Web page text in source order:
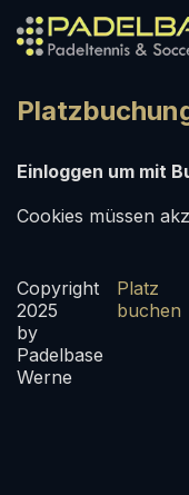
Einloggen um mit
Cookies müssen
Copyright
2025
by
Padelbase
Werne
Platz
buchen